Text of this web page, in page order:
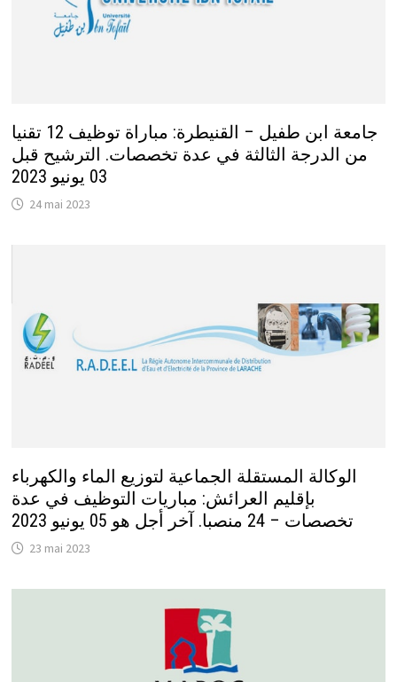
جامعة ابن طفيل – القنيطرة: مباراة توظيف 12 تقنيا
من الدرجة الثالثة في عدة تخصصات. الترشيح قبل
03 يونيو 2023
24 mai 2023
الوكالة المستقلة الجماعية لتوزيع الماء والكهرباء
بإقليم العرائش: مباريات التوظيف في عدة
تخصصات – 24 منصبا. آخر أجل هو 05 يونيو 2023
23 mai 2023